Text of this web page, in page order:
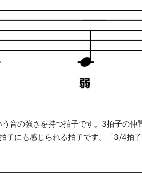
う音の強さを持つ拍子です。3拍子の仲
子にも感じられる拍子です。「3/4拍子